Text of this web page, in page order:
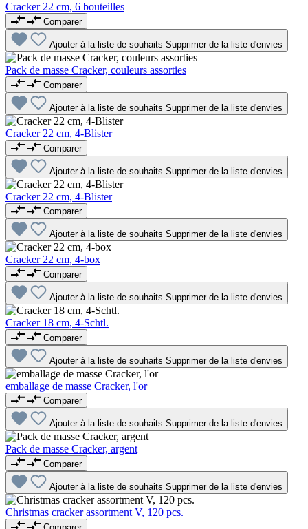
Cracker 22 cm, 6 bouteilles
Comparer
Ajouter à la liste de souhaits Supprimer de la liste d'envies
Pack de masse Cracker, couleurs assorties
Comparer
Ajouter à la liste de souhaits Supprimer de la liste d'envies
Cracker 22 cm, 4-Blister
Comparer
Ajouter à la liste de souhaits Supprimer de la liste d'envies
Cracker 22 cm, 4-Blister
Comparer
Ajouter à la liste de souhaits Supprimer de la liste d'envies
Cracker 22 cm, 4-box
Comparer
Ajouter à la liste de souhaits Supprimer de la liste d'envies
Cracker 18 cm, 4-Schtl.
Comparer
Ajouter à la liste de souhaits Supprimer de la liste d'envies
emballage de masse Cracker, l'or
Comparer
Ajouter à la liste de souhaits Supprimer de la liste d'envies
Pack de masse Cracker, argent
Comparer
Ajouter à la liste de souhaits Supprimer de la liste d'envies
Christmas cracker assortment V, 120 pcs.